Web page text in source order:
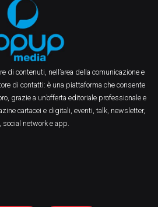
di contenuti, nell’area della comunicazione e
di contatti: è una piattaforma che consente
grazie a un’offerta editoriale professionale e
cartacei e digitali, eventi, talk, newsletter,
social network e app.